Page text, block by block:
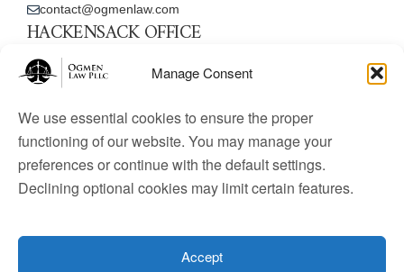
Manage Consent
We use essential cookies to ensure the proper
functioning of our website. You may manage your
preferences or continue with the default settings.
Declining optional cookies may limit certain features.
Accept
contact@ogmenlaw.com
HACKENSACK OFFICE
New Jersey Office
contact@ogmenlaw.com
content is for informational purposes only and does not